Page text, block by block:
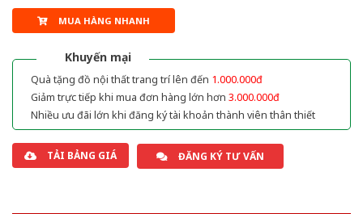
MUA HÀNG NHANH
Khuyến mại
Quà tặng đồ nội thất trang trí lên đến 1.000.000đ
Giảm trực tiếp khi mua đơn hàng lớn hơn 3.000.000đ
Nhiều ưu đãi lớn khi đăng ký tài khoản thành viên thân thiết
TẢI BẢNG GIÁ ĐĂNG KÝ TƯ VẤN